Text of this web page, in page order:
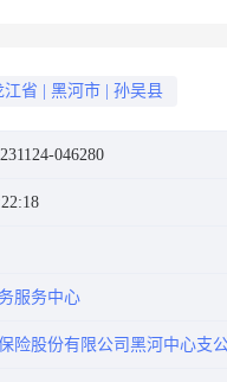
江省 黑河市 孙吴县
046280
服务中心
险股份有限公司黑河中心支